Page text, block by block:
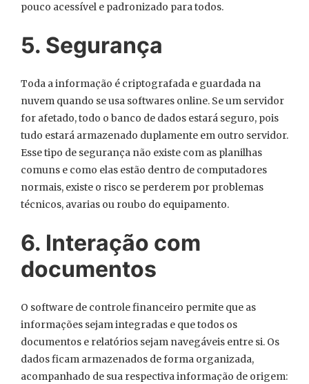
pouco acessível e padronizado para todos.
5. Segurança
Toda a informação é criptografada e guardada na
nuvem quando se usa softwares online. Se um servidor
for afetado, todo o banco de dados estará seguro, pois
tudo estará armazenado duplamente em outro servidor.
Esse tipo de segurança não existe com as planilhas
comuns e como elas estão dentro de computadores
normais, existe o risco se perderem por problemas
técnicos, avarias ou roubo do equipamento.
6. Interação com
documentos
O software de controle financeiro permite que as
informações sejam integradas e que todos os
documentos e relatórios sejam navegáveis entre si. Os
dados ficam armazenados de forma organizada,
acompanhado de sua respectiva informação de origem: